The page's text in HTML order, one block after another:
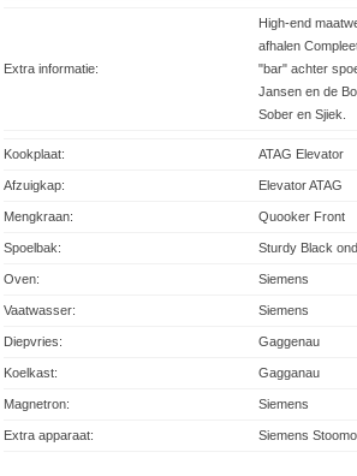
Extra informatie:
High-end
afhalen
"bar" achter
Jansen en de
Sober en Sjiek.
Kookplaat: ATAG Elevator
Afzuigkap: Elevator ATAG
Mengkraan: Quooker Front
Spoelbak: Sturdy Black
Oven: Siemens
Vaatwasser: Siemens
Diepvries: Gaggenau
Koelkast: Gagganau
Magnetron: Siemens
Extra apparaat: Siemens